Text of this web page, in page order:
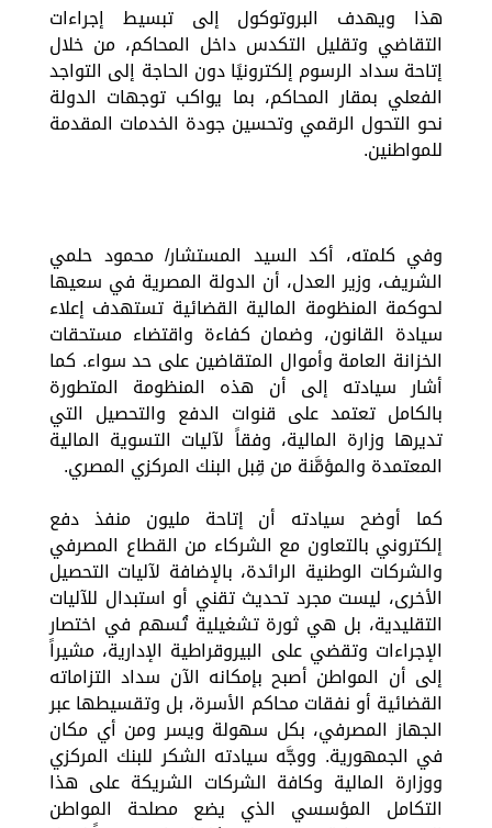
هذا ويهدف البروتوكول إلى تبسيط إجراءات
التقاضي وتقليل التكدس داخل المحاكم، من خلال
إتاحة سداد الرسوم إلكترونيًا دون الحاجة إلى التواجد
الفعلي بمقار المحاكم، بما يواكب توجهات الدولة
نحو التحول الرقمي وتحسين جودة الخدمات المقدمة
للمواطنين.
وفي كلمته، أكد السيد المستشار/ محمود حلمي
الشريف، وزير العدل، أن الدولة المصرية في سعيها
لحوكمة المنظومة المالية القضائية تستهدف إعلاء
سيادة القانون، وضمان كفاءة واقتضاء مستحقات
الخزانة العامة وأموال المتقاضين على حد سواء. كما
أشار سيادته إلى أن هذه المنظومة المتطورة
بالكامل تعتمد على قنوات الدفع والتحصيل التي
تديرها وزارة المالية، وفقاً لآليات التسوية المالية
المعتمدة والمؤمَّنة من قِبل البنك المركزي المصري.
كما أوضح سيادته أن إتاحة مليون منفذ دفع
إلكتروني بالتعاون مع الشركاء من القطاع المصرفي
والشركات الوطنية الرائدة، بالإضافة لآليات التحصيل
الأخرى، ليست مجرد تحديث تقني أو استبدال للآليات
التقليدية، بل هي ثورة تشغيلية تُسهم في اختصار
الإجراءات وتقضي على البيروقراطية الإدارية، مشيراً
إلى أن المواطن أصبح بإمكانه الآن سداد التزاماته
القضائية أو نفقات محاكم الأسرة، بل وتقسيطها عبر
الجهاز المصرفي، بكل سهولة ويسر ومن أي مكان
في الجمهورية. ووجَّه سيادته الشكر للبنك المركزي
ووزارة المالية وكافة الشركات الشريكة على هذا
التكامل المؤسسي الذي يضع مصلحة المواطن